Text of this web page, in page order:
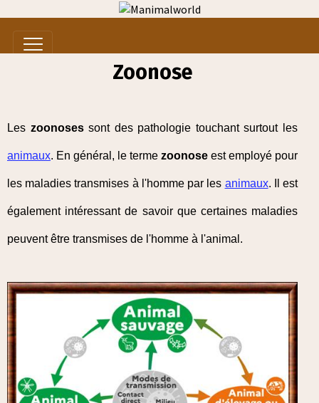
Zoonose
Les zoonosessont des pathologie touchant surtout les
animaux. En général, le terme zoonose est employé pour
les maladies transmises à l'homme par les animaux. Il est
également intéressant de savoir que certaines maladies
peuvent être transmises de l'homme à l'animal.